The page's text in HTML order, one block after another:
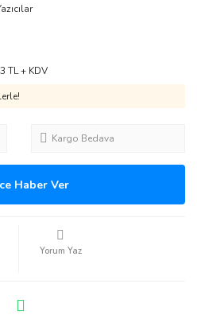
TL + KDV
Kargo Bedava
Haber Ver
Yorum Yaz